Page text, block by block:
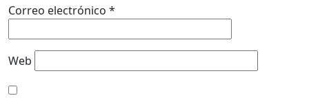
Correo electrónico *
Web